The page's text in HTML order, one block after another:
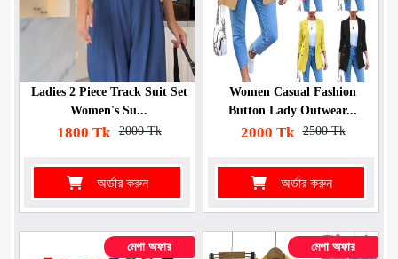
Ladies 2 Piece Track Suit Set
Women's Su...
1800 Tk 2000 Tk
অর্ডার করুন
Women Casual Fashion
Button Lady Outwear...
2000 Tk 2500 Tk
অর্ডার করুন
মেগা অফার মেগা অফার